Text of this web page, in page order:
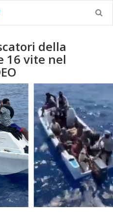
della
16 vite nel